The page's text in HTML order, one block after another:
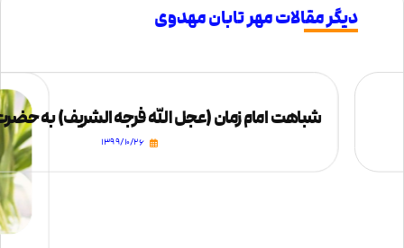
دیگر مقالات مهر تابان مهدوی
شباهت امام زمان (عجل الله فرجه الشریف) به
۱۳۹۹/۱۰/۲۶